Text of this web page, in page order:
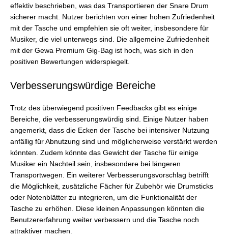
effektiv beschrieben, was das Transportieren der Snare Drum
sicherer macht. Nutzer berichten von einer hohen Zufriedenheit
mit der Tasche und empfehlen sie oft weiter, insbesondere für
Musiker, die viel unterwegs sind. Die allgemeine Zufriedenheit
mit der Gewa Premium Gig-Bag ist hoch, was sich in den
positiven Bewertungen widerspiegelt.
Verbesserungswürdige Bereiche
Trotz des überwiegend positiven Feedbacks gibt es einige
Bereiche, die verbesserungswürdig sind. Einige Nutzer haben
angemerkt, dass die Ecken der Tasche bei intensiver Nutzung
anfällig für Abnutzung sind und möglicherweise verstärkt werden
könnten. Zudem könnte das Gewicht der Tasche für einige
Musiker ein Nachteil sein, insbesondere bei längeren
Transportwegen. Ein weiterer Verbesserungsvorschlag betrifft
die Möglichkeit, zusätzliche Fächer für Zubehör wie Drumsticks
oder Notenblätter zu integrieren, um die Funktionalität der
Tasche zu erhöhen. Diese kleinen Anpassungen könnten die
Benutzererfahrung weiter verbessern und die Tasche noch
attraktiver machen.